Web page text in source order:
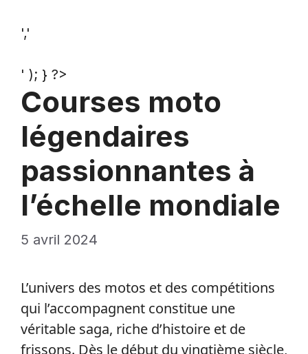
','
' ); } ?>
Courses moto
légendaires
passionnantes à
l’échelle mondiale
5 avril 2024
L’univers des motos et des compétitions
qui l’accompagnent constitue une
véritable saga, riche d’histoire et de
frissons. Dès le début du vingtième siècle,